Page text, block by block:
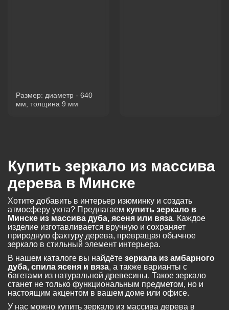
Размер: диаметр - 640
мм, толщина 9 мм
Купить зеркало из массива
дерева в Минске
Хотите добавить в интерьер изюминку и создать
атмосферу уюта? Предлагаем купить зеркало в
Минске из массива дуба, ясеня или вяза. Каждое
изделие изготавливается вручную и сохраняет
природную фактуру дерева, превращая обычное
зеркало в стильный элемент интерьера.
В нашем каталоге вы найдёте зеркала из амбарного
дуба, спила ясеня и вяза, а также варианты с
багетами из натуральной древесины. Такое зеркало
станет не только функциональным предметом, но и
настоящим акцентом в вашем доме или офисе.
У нас можно купить зеркало из массива дерева в